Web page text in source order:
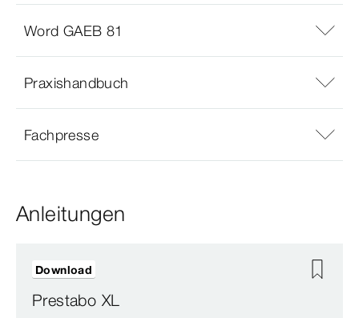
Word GAEB 81
Praxishandbuch
Fachpresse
Anleitungen
Prestabo XL
Download